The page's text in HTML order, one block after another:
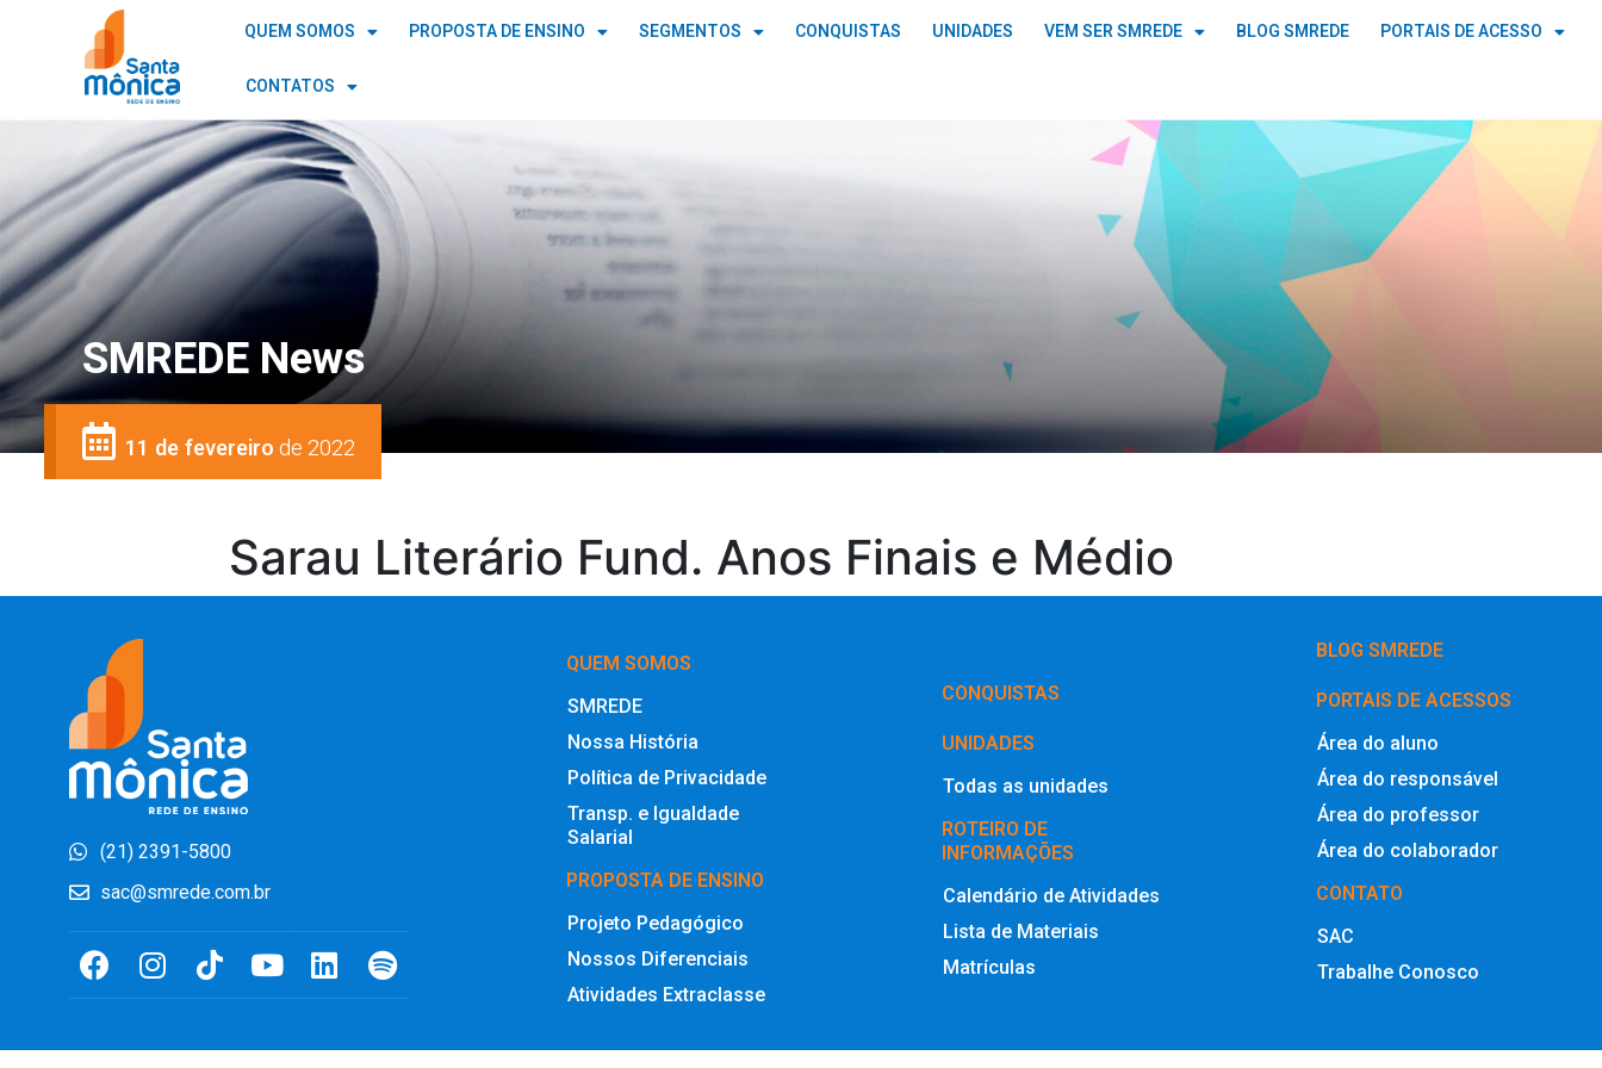
QUEM SOMOS PROPOSTA DE ENSINO SEGMENTOS CONQUISTAS UNIDADES VEM SER SMREDE BLOG SMREDE PORTAIS DE ACESSO
CONTATOS
SMREDE News
11 de fevereirode 2022
Sarau Literário Fund. Anos Finais e Médio
(21) 2391-5800
sac@smrede.com.br
QUEM SOMOS
SMREDE
Nossa História
Política de Privacidade
Transp. e Igualdade
Salarial
PROPOSTA DE ENSINO
Projeto Pedagógico
Nossos Diferenciais
Atividades Extraclasse
‎CONQUISTAS
UNIDADES
Todas as unidades
ROTEIRO DE
INFORMAÇÕES
Calendário de Atividades
Lista de Materiais
Matrículas
BLOG SMREDE
PORTAIS DE ACESSOS
Área do aluno
Área do responsável
Área do professor
Área do colaborador
CONTATO
SAC
Trabalhe Conosco